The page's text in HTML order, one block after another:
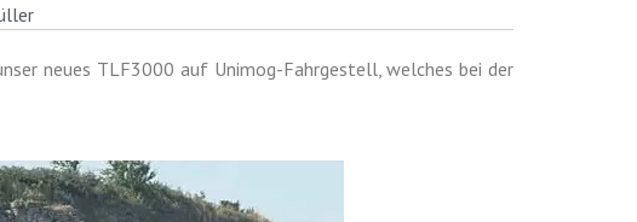
neues TLF3000 auf Unimog-Fahrgestell, welches bei der